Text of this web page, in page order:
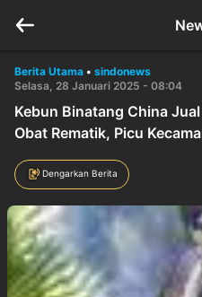
Berita Utama • sindonews
Selasa, 28 Januari 2025 - 08:04
Kebun Binatang China
Obat Rematik, Picu
Dengarkan Berita